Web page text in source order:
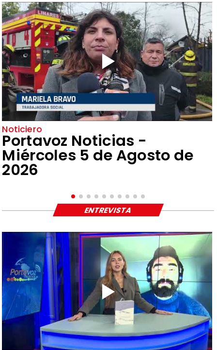
Noticiero
Portavoz Noticias -
Miércoles 5 de Agosto de
2026
ENTREVISTA